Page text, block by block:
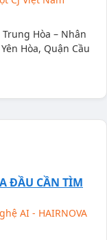
Hòa – Nhân
Hòa, Quận Cầu
ĐẦU CẦN TÌM
AI - HAIRNOVA